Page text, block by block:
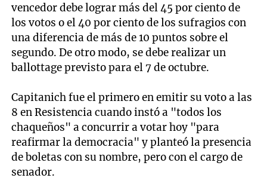
vencedor debe lograr más del 45 por ciento de
los votos o el 40 por ciento de los sufragios con
una diferencia de más de 10 puntos sobre el
segundo. De otro modo, se debe realizar un
ballottage previsto para el 7 de octubre.
Capitanich fue el primero en emitir su voto a las
8 en Resistencia cuando instó a "todos los
chaqueños" a concurrir a votar hoy "para
reafirmar la democracia" y planteó la presencia
de boletas con su nombre, pero con el cargo de
senador.